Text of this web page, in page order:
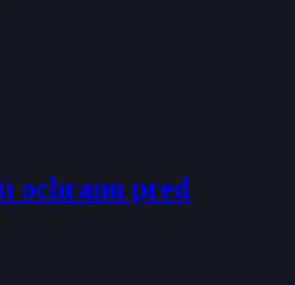
ochranu pred